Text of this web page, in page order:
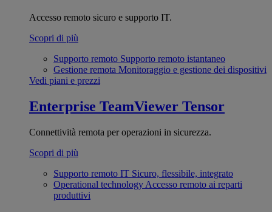
Accesso remoto sicuro e supporto IT.
Scopri di più
Supporto remoto Supporto remoto istantaneo
Gestione remota Monitoraggio e gestione dei dispositivi
Vedi piani e prezzi
Enterprise TeamViewer Tensor
Connettività remota per operazioni in sicurezza.
Scopri di più
Supporto remoto IT Sicuro, flessibile, integrato
Operational technology Accesso remoto ai reparti
produttivi